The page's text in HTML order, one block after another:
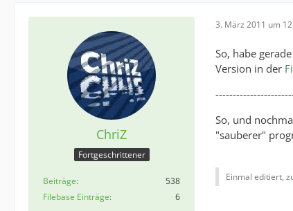
ChriZ
Fortgeschrittener
Beiträge
538
Filebase Einträge
6
3. März 2011 um
So, habe
Version in der
So, und
"sauberer"
Einmal editiert,